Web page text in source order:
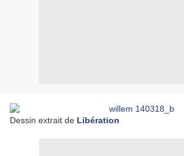
Dessin extrait de Libération